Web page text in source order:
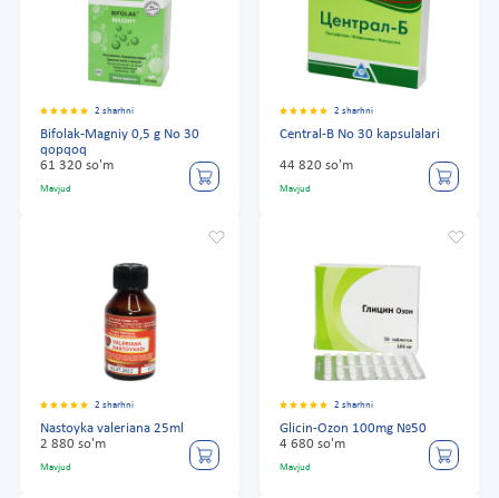
2 sharhni
Bifolak-Magniy 0,5 g No 30
qopqoq
61 320 so'm
Mavjud
2 sharhni
Central-B No 30 kapsulalari
44 820 so'm
Mavjud
2 sharhni
Nastoyka valeriana 25ml
2 880 so'm
Mavjud
2 sharhni
Glicin-Ozon 100mg №50
4 680 so'm
Mavjud